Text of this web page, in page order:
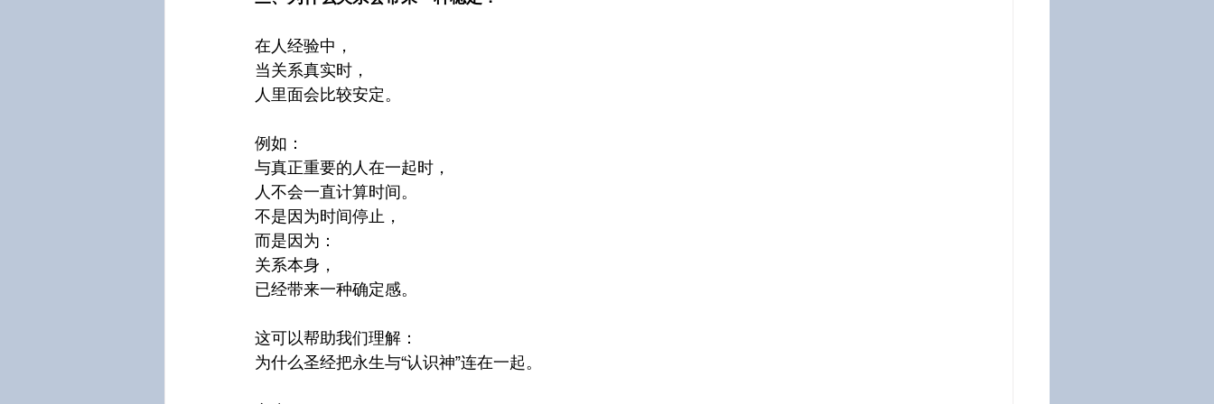
在人经验中，
当关系真实时，
人里面会比较安定。
例如：
与真正重要的人在一起时，
人不会一直计算时间。
不是因为时间停止，
而是因为：
关系本身，
已经带来一种确定感。
这可以帮助我们理解：
为什么圣经把永生与“认识神”连在一起。